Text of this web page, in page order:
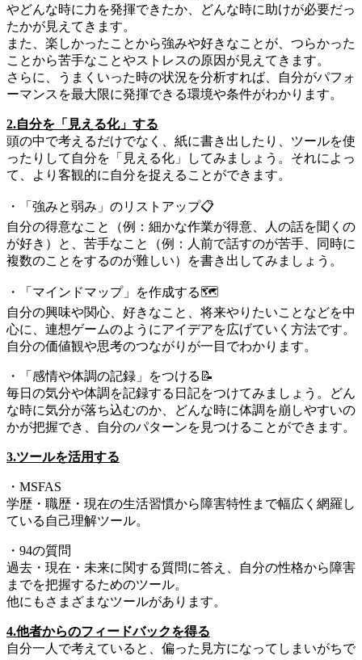
やどんな時に力を発揮できたか、どんな時に助けが必要だっ
たかが見えてきます。
また、楽しかったことから強みや好きなことが、つらかった
ことから苦手なことやストレスの原因が見えてきます。
さらに、うまくいった時の状況を分析すれば、自分がパフォ
ーマンスを最大限に発揮できる環境や条件がわかります。
2.自分を「見える化」する
頭の中で考えるだけでなく、紙に書き出したり、ツールを使
ったりして自分を「見える化」してみましょう。それによっ
て、より客観的に自分を捉えることができます。
・「強みと弱み」のリストアップ📋️
自分の得意なこと（例：細かな作業が得意、人の話を聞くの
が好き）と、苦手なこと（例：人前で話すのが苦手、同時に
複数のことをするのが難しい）を書き出してみましょう。
・「マインドマップ」を作成する🗺️
自分の興味や関心、好きなこと、将来やりたいことなどを中
心に、連想ゲームのようにアイデアを広げていく方法です。
自分の価値観や思考のつながりが一目でわかります。
・「感情や体調の記録」をつける📝
毎日の気分や体調を記録する日記をつけてみましょう。どん
な時に気分が落ち込むのか、どんな時に体調を崩しやすいの
かが把握でき、自分のパターンを見つけることができます。
3.ツールを活用する
・MSFAS
学歴・職歴・現在の生活習慣から障害特性まで幅広く網羅し
ている自己理解ツール。
・94の質問
過去・現在・未来に関する質問に答え、自分の性格から障害
までを把握するためのツール。
他にもさまざまなツールがあります。
4.他者からのフィードバックを得る
自分一人で考えていると、偏った見方になってしまいがちで